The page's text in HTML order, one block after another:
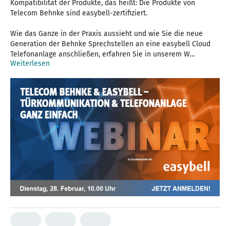
Kompatibilität der Produkte, das heißt: Die Produkte von
Telecom Behnke sind easybell-zertifiziert.
Wie das Ganze in der Praxis aussieht und wie Sie die neue
Generation der Behnke Sprechstellen an eine easybell Cloud
Telefonanlage anschließen, erfahren Sie in unserem W...
Weiterlesen